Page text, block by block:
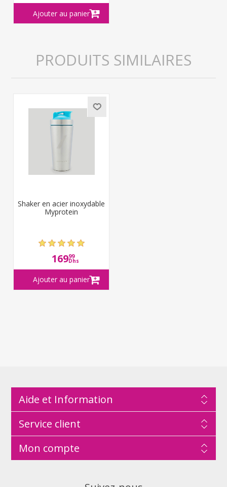
PRODUITS SIMILAIRES
Shaker en acier inoxydable
Myprotein
16999
Dhs
Aide et Information
Service client
Mon compte